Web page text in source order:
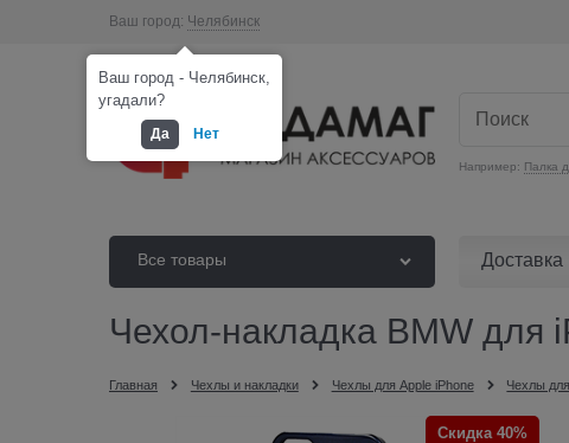
Ваш город: Челябинск
Например: Палка
Все товары Доставка
Чехол-накладка BMW для
Главная Чехлы и накладки Чехлы для Apple iPhone Чехлы
Скидка 40%
Ваш город - Челябинск,
угадали?
Да Нет